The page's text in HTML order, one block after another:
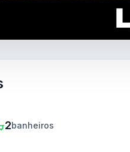
2banheiros